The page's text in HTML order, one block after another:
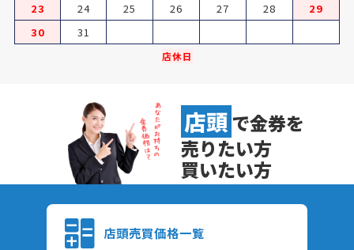
2023/05/08
５月８日（月）以降の新型コロナウイルス感染症の５類への移行
に伴う対応について
23
24 25 26 27 28
29
30
31
店休日
店頭で金券を
売りたい方
買いたい方
店頭売買価格一覧